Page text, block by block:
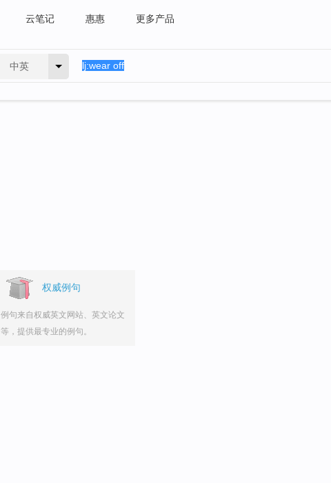
云笔记 惠惠 更多产品
中英
权威例句
例句来自权威英文网站、英文论文
等，提供最专业的例句。